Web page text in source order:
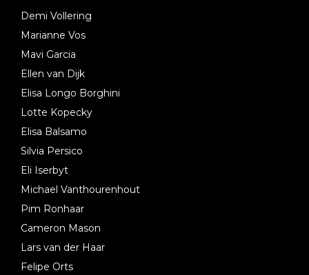
Demi Vollering
Marianne Vos
Mavi Garcia
Ellen van Dijk
Elisa Longo Borghini
Lotte Kopecky
Elisa Balsamo
Silvia Persico
Eli Iserbyt
Michael Vanthourenhout
Pim Ronhaar
Cameron Mason
Lars van der Haar
Felipe Orts